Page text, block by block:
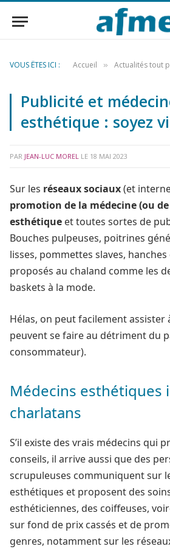
VOUS ÊTES ICI : Accueil » Actualités tout
Publicité et
esthétique : soyez
PAR JEAN-LUC MOREL LE 18 MAI 2023
Sur les réseaux sociaux(et
promotion de la médecine (ou
esthétique et toutes sortes de
Bouches pulpeuses, poitrines
lisses, pommettes slaves,
proposés au chaland comme les
baskets à la mode.
Hélas, on peut facilement assister
peuvent se faire au détriment du
consommateur).
Médecins esthétiques
charlatans
S’il existe des vrais médecins qui
conseils, il arrive aussi que des
scrupuleuses communiquent sur
esthétiques et proposent des
esthéticiennes, des coiffeuses,
sur fond de prix cassés et de
genres, notamment sur les